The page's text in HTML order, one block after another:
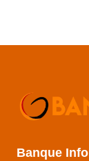
Banque Info